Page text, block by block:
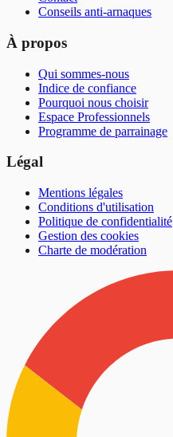
Conseils anti-arnaques
À propos
Qui sommes-nous
Indice de confiance
Pourquoi nous choisir
Espace Professionnels
Programme de parrainage
Légal
Mentions légales
Conditions d'utilisation
Politique de confidentialité
Gestion des cookies
Charte de modération